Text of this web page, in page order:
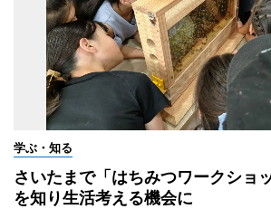
学ぶ・知る
さいたまで「はちみつワークシ
を知り生活考える機会に